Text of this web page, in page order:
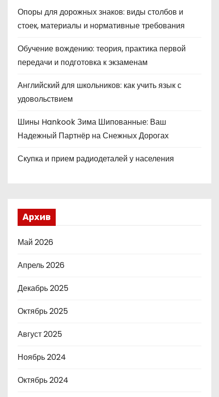
Опоры для дорожных знаков: виды столбов и
стоек, материалы и нормативные требования
Обучение вождению: теория, практика первой
передачи и подготовка к экзаменам
Английский для школьников: как учить язык с
удовольствием
Шины Hankook Зима Шипованные: Ваш
Надежный Партнёр на Снежных Дорогах
Скупка и прием радиодеталей у населения
Архив
Май 2026
Апрель 2026
Декабрь 2025
Октябрь 2025
Август 2025
Ноябрь 2024
Октябрь 2024